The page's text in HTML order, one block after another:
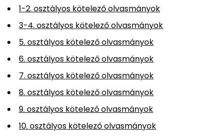
1-2. osztályos kötelező olvasmányok
3-4. osztályos kötelező olvasmányok
5. osztályos kötelező olvasmányok
6. osztályos kötelező olvasmányok
7. osztályos kötelező olvasmányok
8. osztályos kötelező olvasmányok
9. osztályos kötelező olvasmányok
10. osztályos kötelező olvasmányok